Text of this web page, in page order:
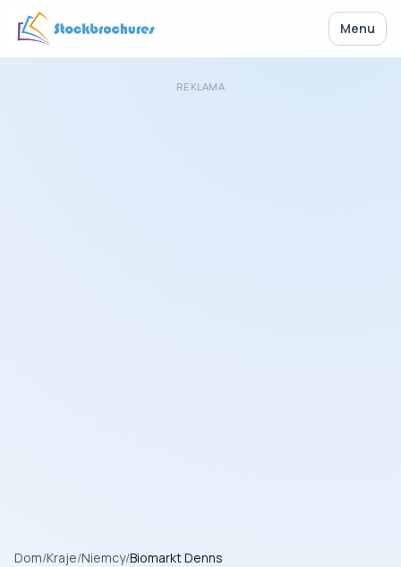
Menu
REKLAMA
Dom/Kraje/Niemcy/Biomarkt Denns